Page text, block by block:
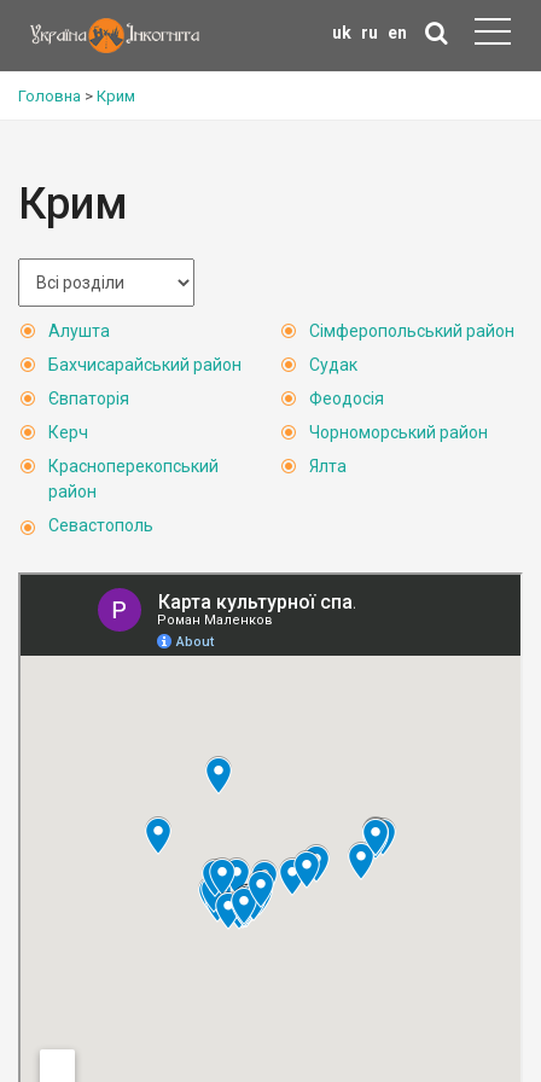
uk ru en
Головна > Крим
Крим
Алушта
Бахчисарайський район
Євпаторія
Керч
Красноперекопський
район
Севастополь
Сімферопольський район
Судак
Феодосія
Чорноморський район
Ялта